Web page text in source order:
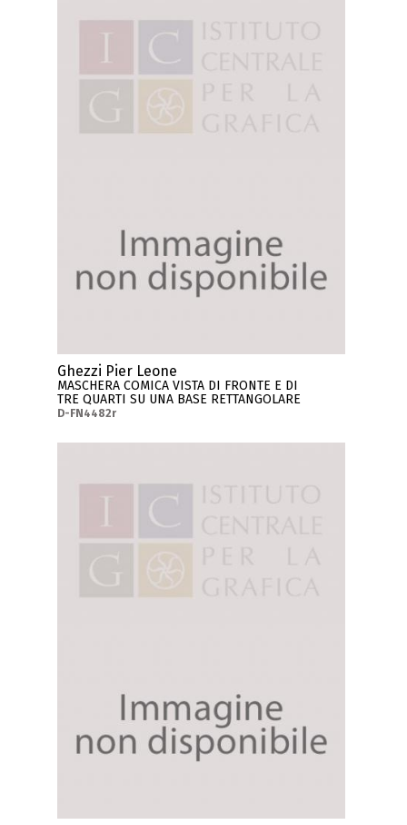
Ghezzi Pier Leone
MASCHERA COMICA VISTA DI FRONTE E DI
TRE QUARTI SU UNA BASE RETTANGOLARE
D-FN4482r